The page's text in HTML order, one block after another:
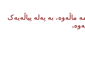
به‌ په‌له‌ پیاڵه‌یه‌ک